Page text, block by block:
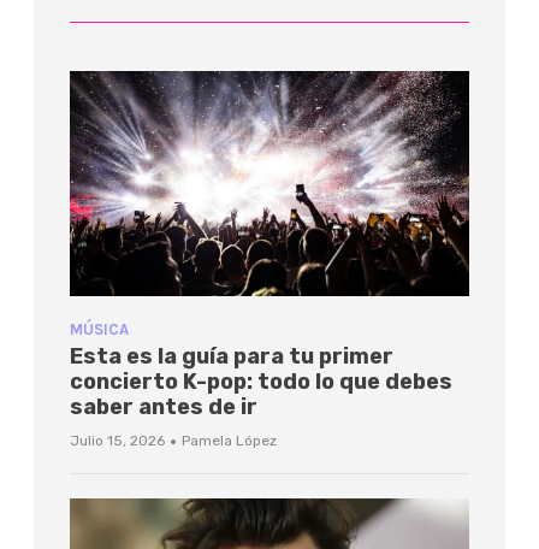
MÚSICA
Esta es la guía para tu primer
concierto K-pop: todo lo que debes
saber antes de ir
Julio 15, 2026 · Pamela López